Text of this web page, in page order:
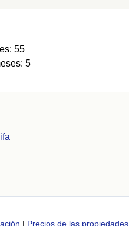
55
5
| Precios de las propiedades